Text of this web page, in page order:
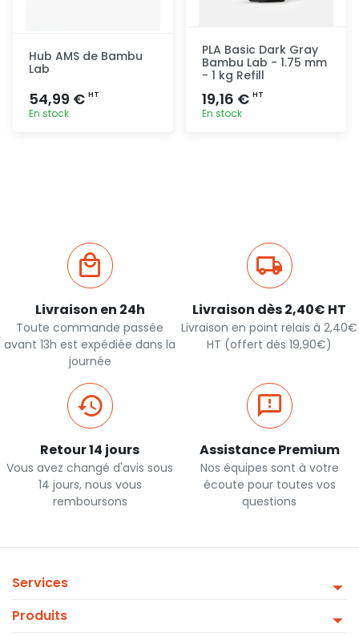
Hub AMS de Bambu
Lab
54,99 € HT
En stock
PLA Basic Dark Gray
Bambu Lab - 1.75 mm
- 1 kg Refill
19,16 € HT
En stock
Livraison en 24h
Toute commande passée
avant 13h est expédiée dans la
journée
Livraison dès 2,40€ HT
Livraison en point relais à 2,40€
HT (offert dès 19,90€)
Retour 14 jours
Vous avez changé d'avis sous
14 jours, nous vous
remboursons
Assistance Premium
Nos équipes sont à votre
écoute pour toutes vos
questions
Services
Produits